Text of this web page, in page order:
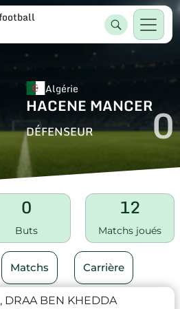
Algérie
HACENE MANCER
DÉFENSEUR 0
0
Buts
12
Matchs joués
Matchs Carrière
DRAA BEN KHEDDA